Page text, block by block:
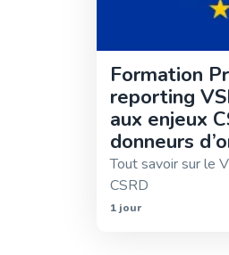
Formation
reporting
aux enjeux
donneurs
Tout savoir sur le
CSRD
1 jour